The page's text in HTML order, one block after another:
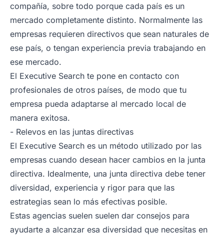
compañía, sobre todo porque cada país es un
mercado completamente distinto. Normalmente las
empresas requieren directivos que sean naturales de
ese país, o tengan experiencia previa trabajando en
ese mercado.
El Executive Search te pone en contacto con
profesionales de otros países, de modo que tu
empresa pueda adaptarse al mercado local de
manera exitosa.
- Relevos en las juntas directivas
El Executive Search es un método utilizado por las
empresas cuando desean hacer cambios en la junta
directiva. Idealmente, una junta directiva debe tener
diversidad, experiencia y rigor para que las
estrategias sean lo más efectivas posible.
Estas agencias suelen suelen dar consejos para
ayudarte a alcanzar esa diversidad que necesitas en